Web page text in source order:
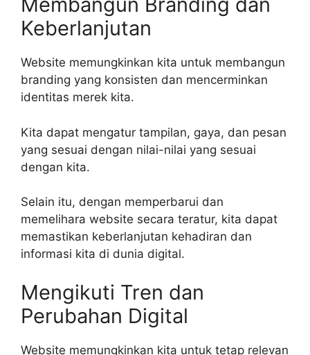
Keberlanjutan
Website memungkinkan kita untuk membangun
branding yang konsisten dan mencerminkan
identitas merek kita.
Kita dapat mengatur tampilan, gaya, dan pesan
yang sesuai dengan nilai-nilai yang sesuai
dengan kita.
Selain itu, dengan memperbarui dan
memelihara website secara teratur, kita dapat
memastikan keberlanjutan kehadiran dan
informasi kita di dunia digital.
Mengikuti Tren dan
Perubahan Digital
Website memungkinkan kita untuk tetap relevan